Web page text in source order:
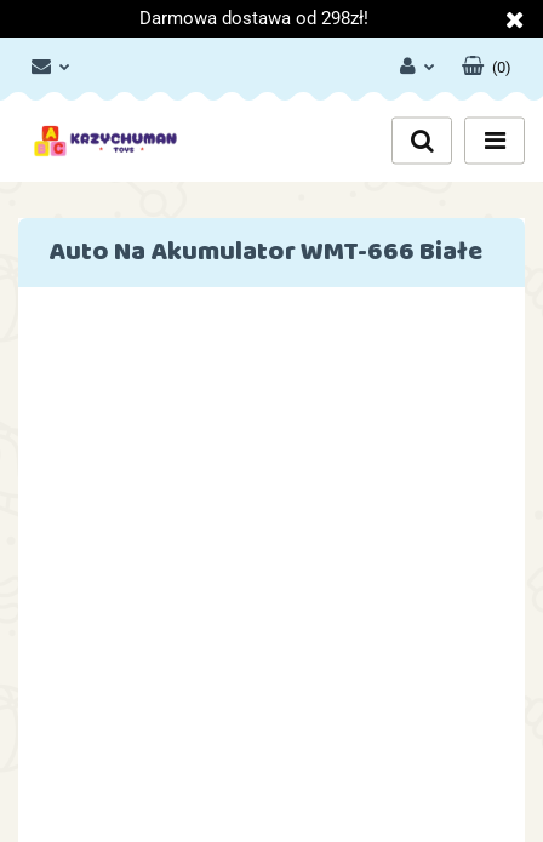
Darmowa dostawa od 298zł!
Zaloguj się
Załóż konto
Dodaj zgłoszenie
Zgody cookies
(0)
Auto Na Akumulator WMT-666 Białe